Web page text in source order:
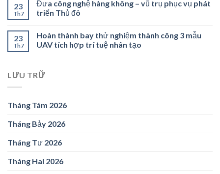
23
Th7
Đưa công nghệ hàng không – vũ trụ phục vụ phát
triển Thủ đô
23
Th7
Hoàn thành bay thử nghiệm thành công 3 mẫu
UAV tích hợp trí tuệ nhân tạo
LƯU TRỮ
Tháng Tám 2026
Tháng Bảy 2026
Tháng Tư 2026
Tháng Hai 2026